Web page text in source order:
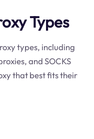
Types
types, including
and SOCKS
that best fits their